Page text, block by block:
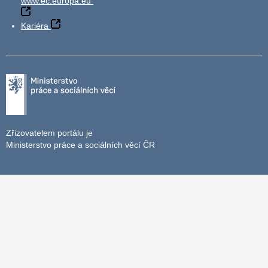
Kariéra
Zřizovatelem portálu je
Ministerstvo práce a sociálních věcí ČR